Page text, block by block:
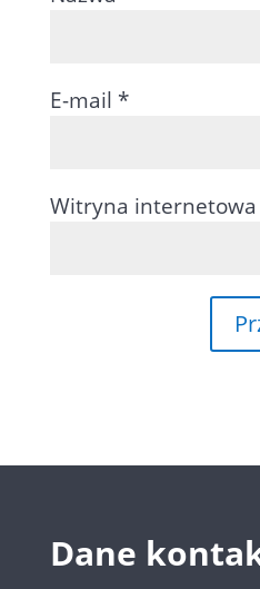
E-mail *
Witryna internetowa
Dane